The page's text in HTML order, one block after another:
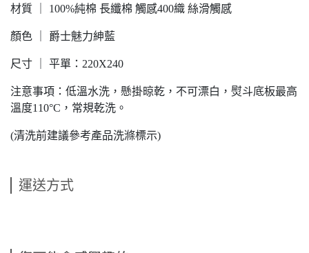
材質 ｜ 100%純棉 長纖棉 觸感400織 絲滑觸感
顏色 ｜ 爵士魅力紳藍
尺寸 ｜ 平單：220X240
注意事項：低溫水洗，懸掛晾乾，不可漂白，熨斗底板最高
溫度110°C，常規乾洗。
(清洗前建議參考產品洗滌標示)
運送方式